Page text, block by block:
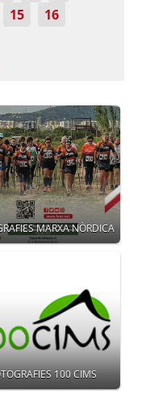
15
16
MARXA NÒRDICA
100 CIMS